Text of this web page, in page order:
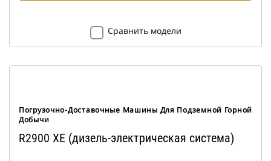
Сравнить модели
Погрузочно-Доставочные Машины Для Подземной Горной
Добычи
R2900 XE (дизель-электрическая система)